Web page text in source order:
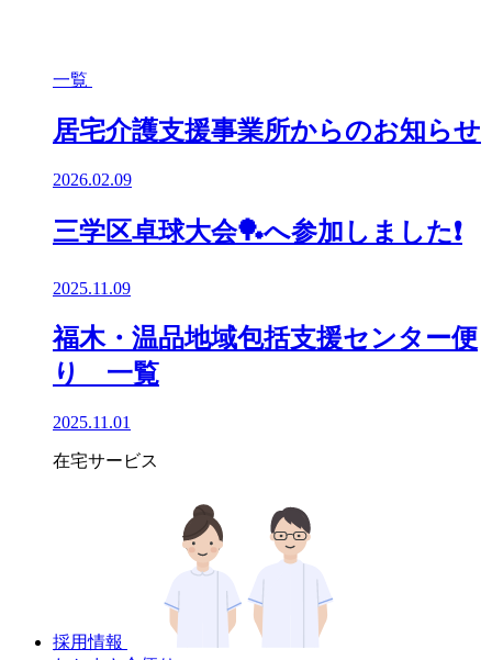
一覧
居宅介護支援事業所からのお知らせ
2026.02.09
三学区卓球大会🏓へ参加しました❗
2025.11.09
福木・温品地域包括支援センター便
り 一覧
2025.11.01
在宅サービス
採用情報